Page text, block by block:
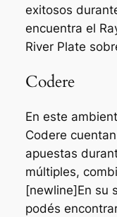
exitosos
encuentra el
River Plate
Codere
En este
Codere
apuestas
múltiples,
[newline]En su
podés